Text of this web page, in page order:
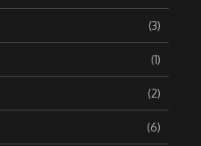
(3)
(1)
(2)
(6)